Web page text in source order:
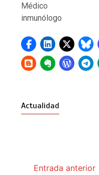
Médico
inmunólogo
Actualidad
Entrada anterior